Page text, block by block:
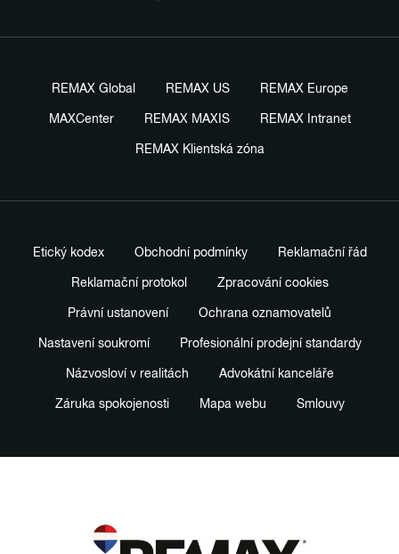
REMAX Global REMAX US REMAX Europe
MAXCenter REMAX MAXIS REMAX Intranet
REMAX Klientská zóna
Etický kodex Obchodní podmínky Reklamační řád
Reklamační protokol Zpracování cookies
Právní ustanovení Ochrana oznamovatelů
Nastavení soukromí Profesionální prodejní standardy
Názvosloví v realitách Advokátní kanceláře
Záruka spokojenosti Mapa webu Smlouvy